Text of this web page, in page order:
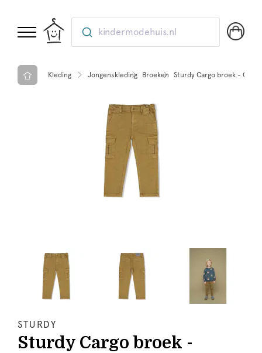
kindermodehuis.nl
Kleding Jongenskleding Broeken Sturdy Cargo broek -
STURDY
Sturdy Cargo broek -